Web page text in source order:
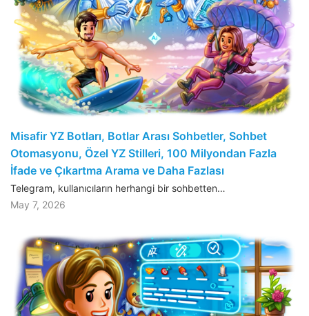
Misafir YZ Botları, Botlar Arası Sohbetler, Sohbet
Otomasyonu, Özel YZ Stilleri, 100 Milyondan Fazla
İfade ve Çıkartma Arama ve Daha Fazlası
Telegram, kullanıcıların herhangi bir sohbetten…
May 7, 2026